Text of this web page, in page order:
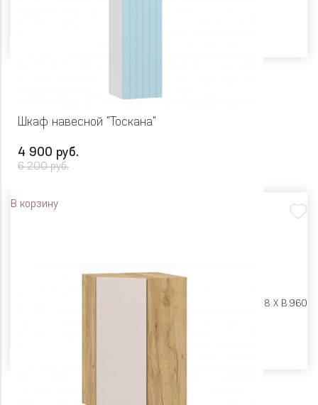
Шкаф навесной "Тоскана"
4 900 руб.
6 200 руб.
В корзину
Ш 300 X Г 318 X В 960